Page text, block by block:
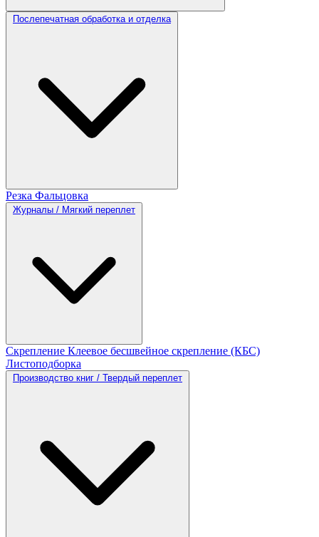
Послепечатная обработка и отделка
Резка Фальцовка
Журналы / Мягкий переплет
Скрепление Клеевое бесшвейное скрепление (КБС)
Листоподборка
Производство книг / Твердый переплет